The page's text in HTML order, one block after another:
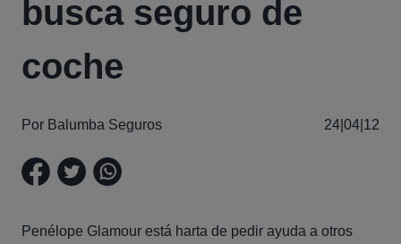
busca seguro de
coche
Por Balumba Seguros 24|04|12
Penélope Glamour está harta de pedir ayuda a otros